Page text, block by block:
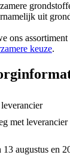
uit
ons
keuze.
met leverancier
augustus en